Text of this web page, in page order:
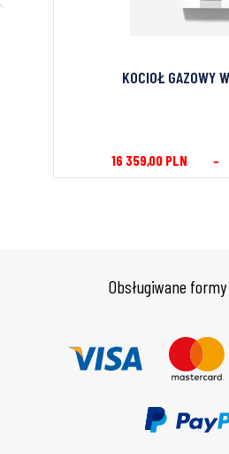
KOCIOŁ GAZOWY
16 359,00 PLN –
Obsługiwane